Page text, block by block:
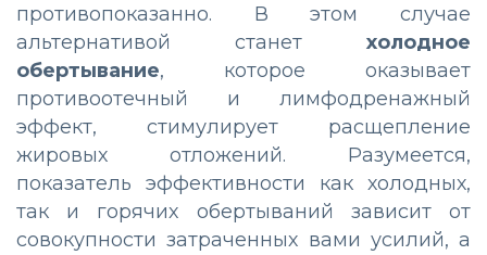
противопоказанно. В этом случае
альтернативой станет холодное
обертывание, которое оказывает
противоотечный и лимфодренажный
эффект, стимулирует расщепление
жировых отложений. Разумеется,
показатель эффективности как холодных,
так и горячих обертываний зависит от
совокупности затраченных вами усилий, а